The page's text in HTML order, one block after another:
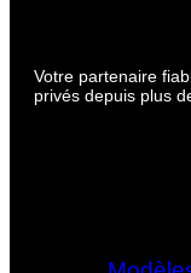
Votre partenaire
privés depuis plus